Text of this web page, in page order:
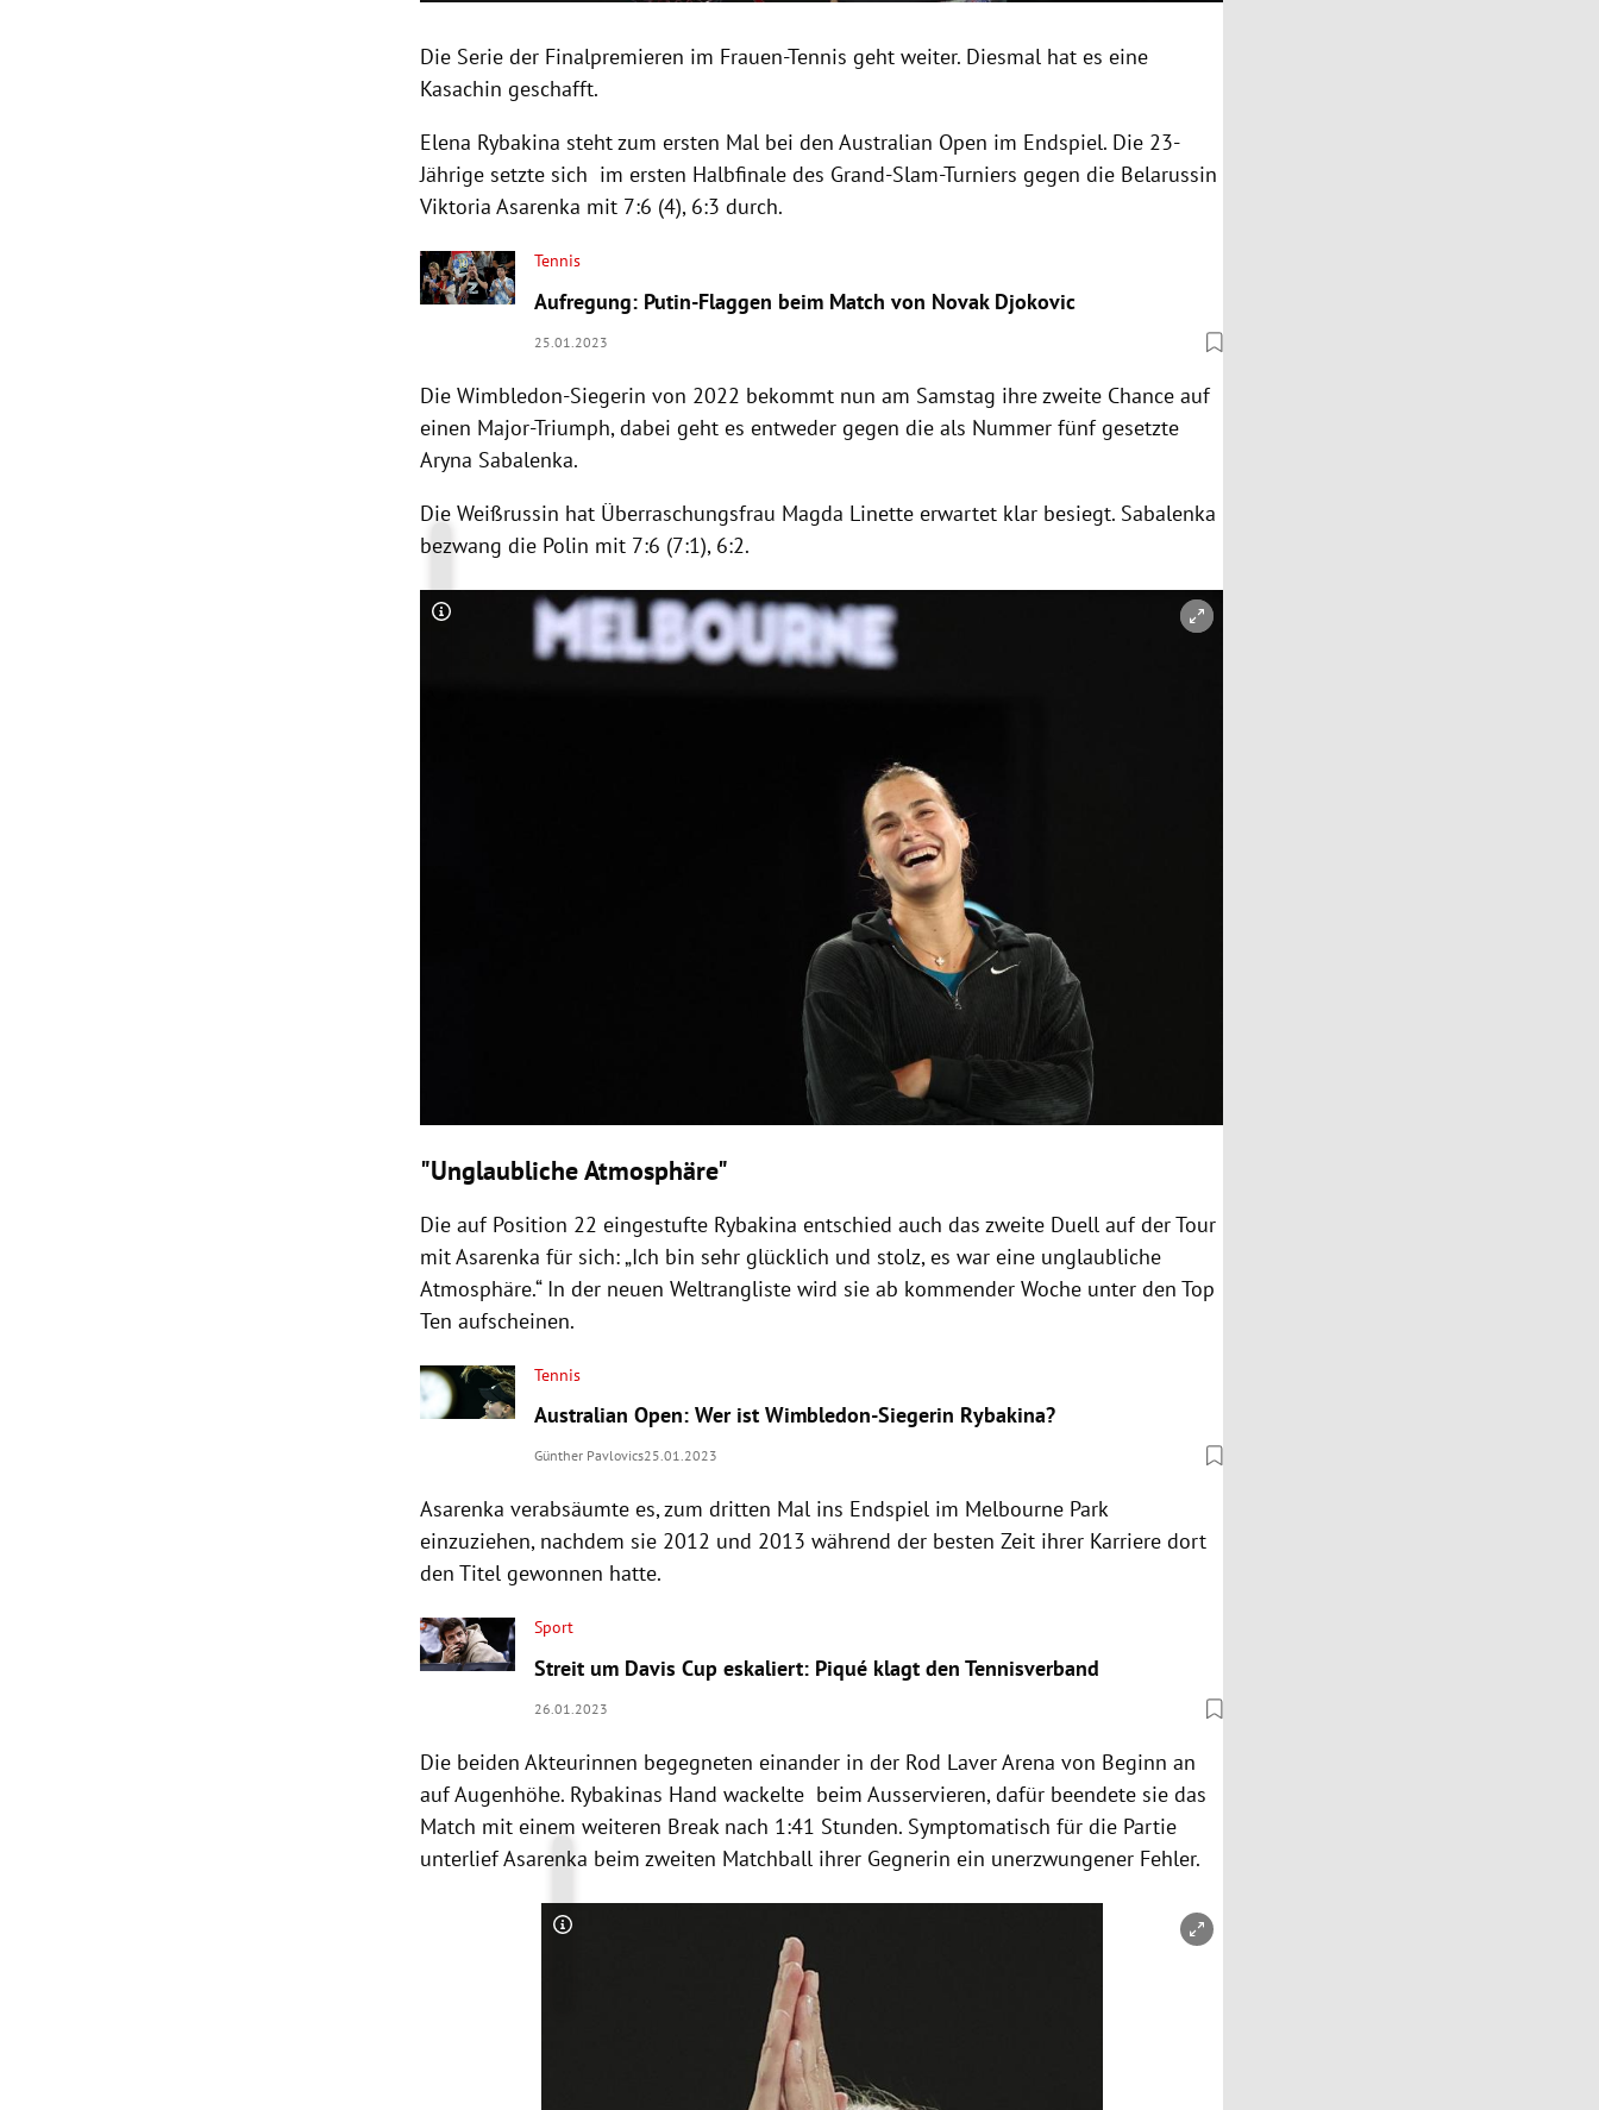
Die Serie der Finalpremieren im Frauen-Tennis geht weiter. Diesmal hat es eine
Kasachin geschafft.
Elena Rybakina steht zum ersten Mal bei den Australian Open im Endspiel. Die 23-
Jährige setzte sich im ersten Halbfinale des Grand-Slam-Turniers gegen die Belarussin
Viktoria Asarenka mit 7:6 (4), 6:3 durch.
Tennis
Aufregung: Putin-Flaggen beim Match von Novak Djokovic
25.01.2023
Die Wimbledon-Siegerin von 2022 bekommt nun am Samstag ihre zweite Chance auf
einen Major-Triumph, dabei geht es entweder gegen die als Nummer fünf gesetzte
Aryna Sabalenka.
Die Weißrussin hat Überraschungsfrau Magda Linette erwartet klar besiegt. Sabalenka
bezwang die Polin mit 7:6 (7:1), 6:2.
Copyright-Hinweis öffnen/schließen
"Unglaubliche Atmosphäre"
Die auf Position 22 eingestufte Rybakina entschied auch das zweite Duell auf der Tour
mit Asarenka für sich: „Ich bin sehr glücklich und stolz, es war eine unglaubliche
Atmosphäre.“ In der neuen Weltrangliste wird sie ab kommender Woche unter den Top
Ten aufscheinen.
Tennis
Australian Open: Wer ist Wimbledon-Siegerin Rybakina?
Günther Pavlovics25.01.2023
Asarenka verabsäumte es, zum dritten Mal ins Endspiel im Melbourne Park
einzuziehen, nachdem sie 2012 und 2013 während der besten Zeit ihrer Karriere dort
den Titel gewonnen hatte.
Sport
Streit um Davis Cup eskaliert: Piqué klagt den Tennisverband
26.01.2023
Die beiden Akteurinnen begegneten einander in der Rod Laver Arena von Beginn an
auf Augenhöhe. Rybakinas Hand wackelte beim Ausservieren, dafür beendete sie das
Match mit einem weiteren Break nach 1:41 Stunden. Symptomatisch für die Partie
unterlief Asarenka beim zweiten Matchball ihrer Gegnerin ein unerzwungener Fehler.
Copyright-Hinweis öffnen/schließen